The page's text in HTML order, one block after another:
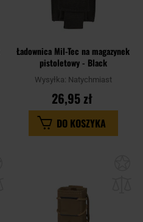
Ładownica Mil-Tec na magazynek
pistoletowy - Black
Wysyłka: Natychmiast
26,95 zł
DO KOSZYKA